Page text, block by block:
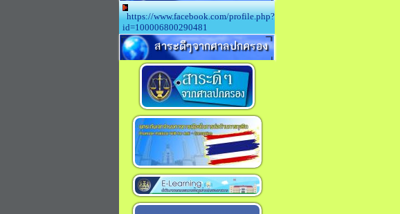
https://www.facebook.com/profile.php?
id=100006800290481
สาระดีๆจากศาลปกครอง